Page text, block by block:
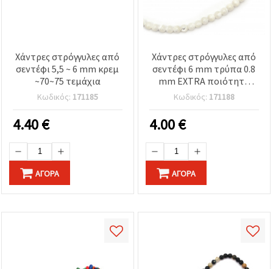
Χάντρες στρόγγυλες από
σεντέφι 5,5 ~ 6 mm κρεμ
~70~75 τεμάχια
Κωδικός: 171185
4.40€
ΑΓΟΡΆ
Χάντρες στρόγγυλες από
σεντέφι 6 mm τρύπα 0.8
mm EXTRA ποιότητα
λευκό ~65~68 τεμάχια
περασμένα σε σειρά/
Κωδικός: 171188
4.00€
ΑΓΟΡΆ